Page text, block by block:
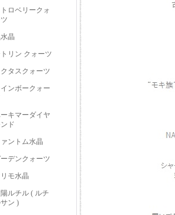
ロベリークォ
晶
リン クォーツ
タスクォーツ
インボークォー
キマーダイヤ
ド
ァントム水晶
デンクォーツ
モ水晶
ルチル ( ルチ
ン )